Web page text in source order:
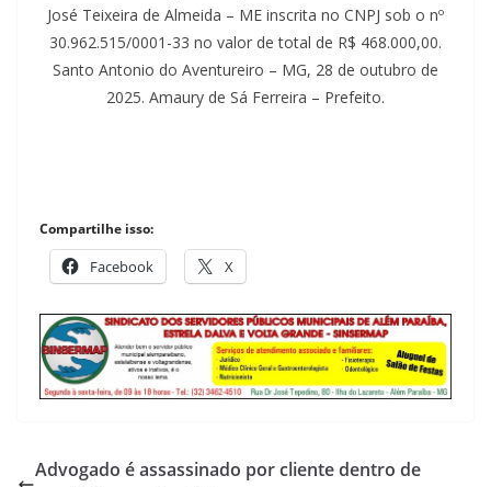
José Teixeira de Almeida – ME inscrita no CNPJ sob o nº
30.962.515/0001-33 no valor de total de R$ 468.000,00.
Santo Antonio do Aventureiro – MG, 28 de outubro de
2025. Amaury de Sá Ferreira – Prefeito.
Compartilhe isso:
Facebook X
Advogado é assassinado por cliente dentro de